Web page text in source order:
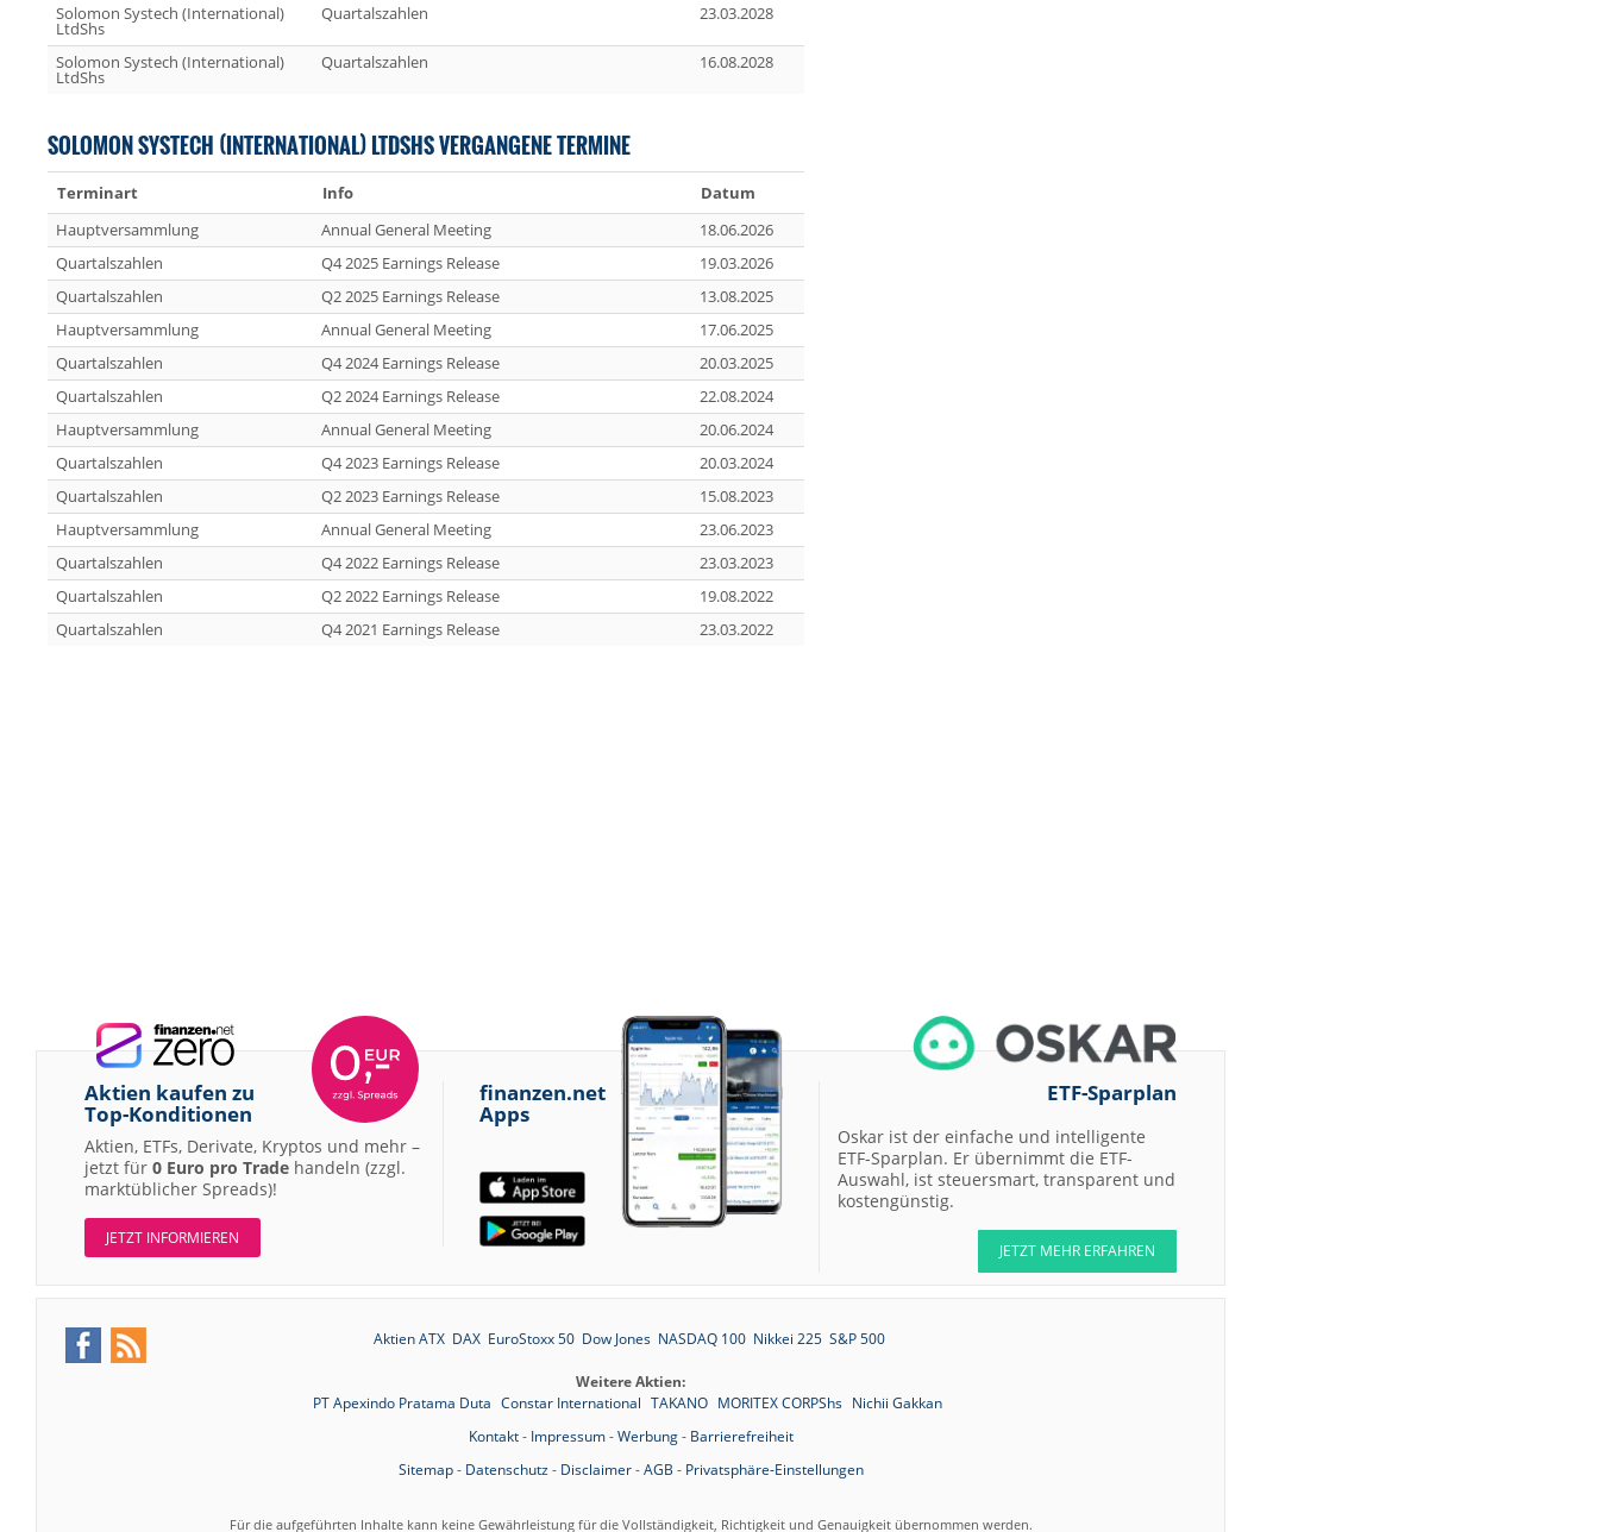
Solomon Systech (International)
LtdShs
Quartalszahlen 23.03.2028
Solomon Systech (International)
LtdShs
Quartalszahlen 16.08.2028
SOLOMON SYSTECH (INTERNATIONAL) LTDSHS VERGANGENE TERMINE
Terminart Info
Datum
Hauptversammlung
Annual General Meeting
18.06.2026
Quartalszahlen
Q4 2025 Earnings Release
19.03.2026
Quartalszahlen
Q2 2025 Earnings Release
13.08.2025
Hauptversammlung
Annual General Meeting
17.06.2025
Quartalszahlen
Q4 2024 Earnings Release
20.03.2025
Quartalszahlen
Q2 2024 Earnings Release
22.08.2024
Hauptversammlung
Annual General Meeting
20.06.2024
Quartalszahlen
Q4 2023 Earnings Release
20.03.2024
Quartalszahlen
Q2 2023 Earnings Release
15.08.2023
Hauptversammlung
Annual General Meeting
23.06.2023
Quartalszahlen
Q4 2022 Earnings Release
23.03.2023
Quartalszahlen
Q2 2022 Earnings Release
19.08.2022
Quartalszahlen
Q4 2021 Earnings Release 23.03.2022
Aktien kaufen zu
Top-Konditionen
Aktien, ETFs, Derivate, Kryptos und mehr –
jetzt für 0 Euro pro Trade handeln (zzgl.
marktüblicher Spreads)!
JETZT INFORMIEREN
finanzen.net
Apps
ETF-Sparplan
Oskar ist der einfache und intelligente
ETF-Sparplan. Er übernimmt die ETF-
Auswahl, ist steuersmart, transparent und
kostengünstig.
JETZT MEHR ERFAHREN
Aktien ATX DAX EuroStoxx 50 Dow Jones NASDAQ 100 Nikkei 225 S&P 500
Weitere Aktien:
PT Apexindo Pratama Duta Constar International TAKANO MORITEX CORPShs Nichii Gakkan
Kontakt- Impressum-Werbung- Barrierefreiheit
Sitemap- Datenschutz- Disclaimer-AGB - Privatsphäre-Einstellungen
Für die aufgeführten Inhalte kann keine Gewährleistung für die Vollständigkeit, Richtigkeit und Genauigkeit übernommen werden.